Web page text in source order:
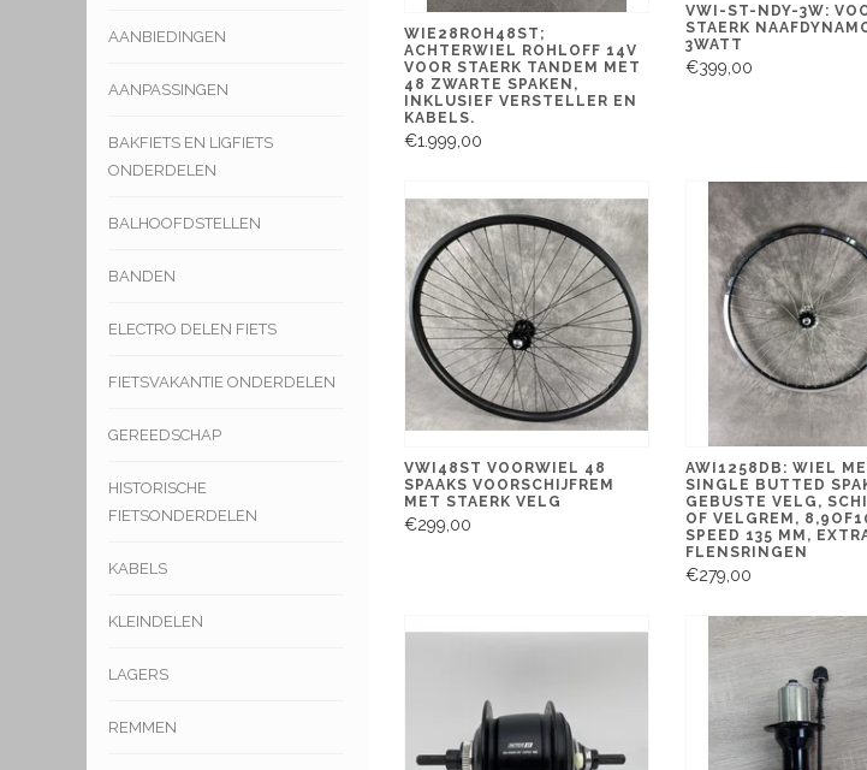
AANBIEDINGEN
AANPASSINGEN
BAKFIETS EN LIGFIETS
ONDERDELEN
BALHOOFDSTELLEN
BANDEN
ELECTRO DELEN FIETS
FIETSVAKANTIE ONDERDELEN
GEREEDSCHAP
HISTORISCHE
FIETSONDERDELEN
KABELS
KLEINDELEN
LAGERS
REMMEN
WIE28ROH48ST;
ACHTERWIEL ROHLOFF 14V
VOOR STAERK TANDEM MET
48 ZWARTE SPAKEN,
INKLUSIEF VERSTELLER EN
KABELS.
€1.999,00
VWI-ST-NDY-3W:
STAERK
3WATT
€399,00
VWI48ST VOORWIEL 48
SPAAKS VOORSCHIJFREM
MET STAERK VELG
€299,00
AWI1258DB: WIEL
SINGLE BUTTED
GEBUSTE VELG,
OF VELGREM,
SPEED 135 MM,
FLENSRINGEN
€279,00